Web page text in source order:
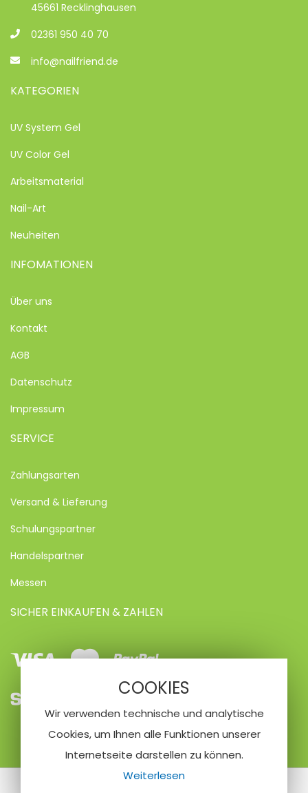
COOKIES
Wir verwenden technische und analytische
Cookies, um Ihnen alle Funktionen unserer
Internetseite darstellen zu können.
Weiterlesen
45661 Recklinghausen
02361 950 40 70
info@nailfriend.de
KATEGORIEN
UV System Gel
UV Color Gel
Arbeitsmaterial
Nail-Art
Neuheiten
INFOMATIONEN
Über uns
Kontakt
AGB
Datenschutz
Impressum
SERVICE
Zahlungsarten
Versand & Lieferung
Schulungspartner
Handelspartner
Messen
SICHER EINKAUFEN & ZAHLEN
VisaMastercard
Paypal
Lastschrifteinzug
VorkasseKreditkarte